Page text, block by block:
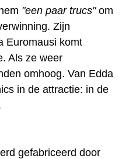
"een paar trucs"om
Zijn
Euromausi komt
Als ze weer
omhoog. Van Edda
in de attractie: in de
gefabriceerd door